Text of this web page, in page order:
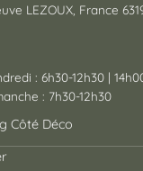
LEZOUX, France
: 6h30-12h30 |
: 7h30-12h30
Côté Déco